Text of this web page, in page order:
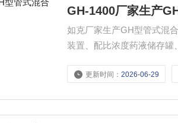
GH-1400厂家生产
如克厂家生产GH型管式混合器旋涡增强混合效率 本设备为
装置、配比浓度药液储存
更新时间：2026-06-29